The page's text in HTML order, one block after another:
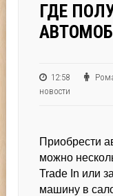
ГДЕ
12:58
новости
Приобрести
можно
Trade In или
машину в